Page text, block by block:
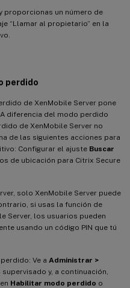
proporcionas un número de
“Llamar al propietario” en la
perdido
de XenMobile Server pone
diferencia del modo perdido
de XenMobile Server no
de las siguientes acciones para
Configurar el ajuste Buscar
de ubicación para Citrix Secure
solo XenMobile Server puede
si usas la función de
Server, los usuarios pueden
usando un código PIN que tú
Ve a Administrar >
y, a continuación,
Habilitar modo perdido o